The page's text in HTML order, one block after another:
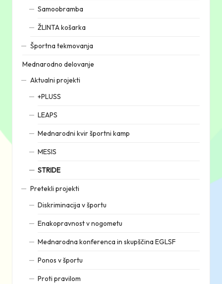
Samoobramba
ŽLINTA košarka
Športna tekmovanja
Mednarodno delovanje
Aktualni projekti
+PLUSS
LEAPS
Mednarodni kvir športni kamp
MESIS
STRIDE
Pretekli projekti
Diskriminacija v športu
Enakopravnost v nogometu
Mednarodna konferenca in skupščina EGLSF
Ponos v športu
Proti pravilom